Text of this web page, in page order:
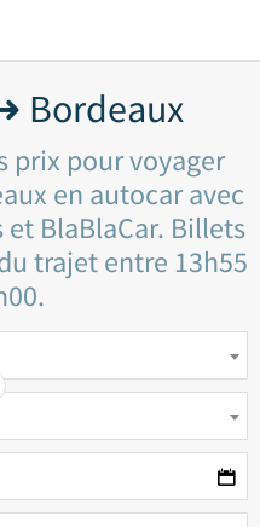
Bordeaux
prix pour voyager
en autocar avec
et BlaBlaCar. Billets
trajet entre 13h55